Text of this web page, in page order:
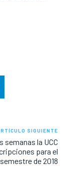
SIGUIENTE
semanas la UCC
para el
de 2018